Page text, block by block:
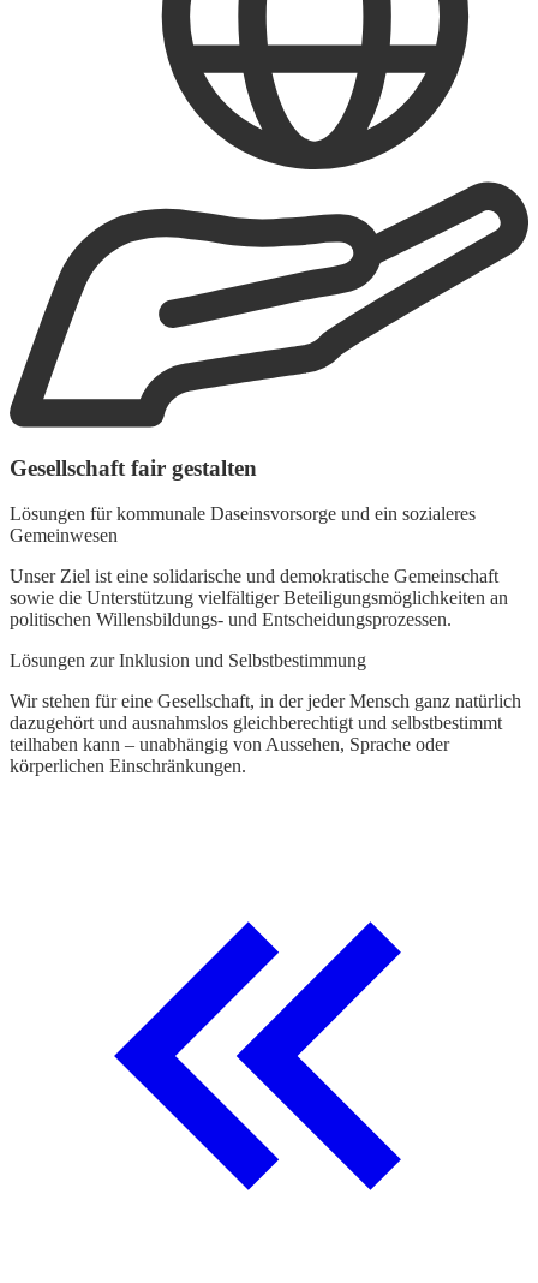
Gesellschaft fair gestalten
Lösungen für kommunale Daseinsvorsorge und ein sozialeres
Gemeinwesen
Unser Ziel ist eine solidarische und demokratische Gemeinschaft
sowie die Unterstützung vielfältiger Beteiligungsmöglichkeiten an
politischen Willensbildungs- und Entscheidungsprozessen.
Lösungen zur Inklusion und Selbstbestimmung
Wir stehen für eine Gesellschaft, in der jeder Mensch ganz natürlich
dazugehört und ausnahmslos gleichberechtigt und selbstbestimmt
teilhaben kann – unabhängig von Aussehen, Sprache oder
körperlichen Einschränkungen.